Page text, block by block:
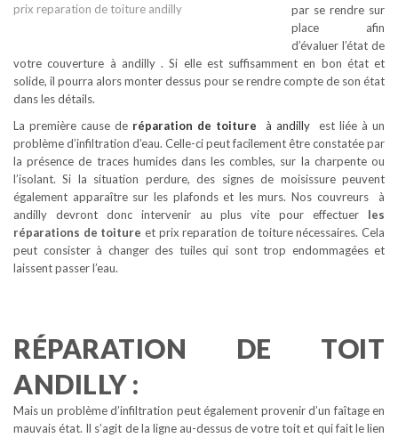
prix reparation de toiture andilly
par se rendre sur
place afin
d’évaluer l’état de
votre couverture à andilly . Si elle est suffisamment en bon état et
solide, il pourra alors monter dessus pour se rendre compte de son état
dans les détails.
La première cause de réparation de toiture à andilly est liée à un
problème d’infiltration d’eau. Celle-ci peut facilement être constatée par
la présence de traces humides dans les combles, sur la charpente ou
l’isolant. Si la situation perdure, des signes de moisissure peuvent
également apparaître sur les plafonds et les murs. Nos couvreurs à
andilly devront donc intervenir au plus vite pour effectuer les
réparations de toiture et prix reparation de toiture nécessaires. Cela
peut consister à changer des tuiles qui sont trop endommagées et
laissent passer l’eau.
RÉPARATION DE TOIT
ANDILLY :
Mais un problème d’infiltration peut également provenir d’un faîtage en
mauvais état. Il s’agit de la ligne au-dessus de votre toit et qui fait le lien